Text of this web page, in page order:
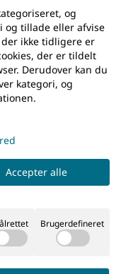
os
og
og tillade eller afvise
ikke tidligere er
der er tildelt
Derudover kan du
kategori, og
Accepter alle
Brugerdefineret